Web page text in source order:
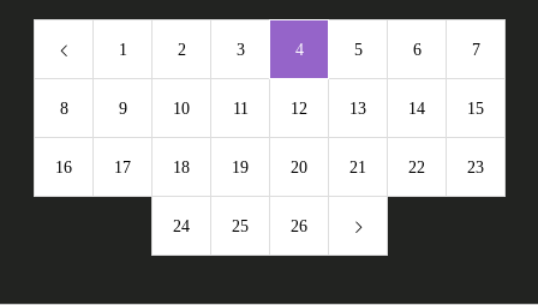
1 2 3 4 5 6 7
8 9 10 11 12 13 14 15
16 17 18 19 20 21 22 23
24 25 26